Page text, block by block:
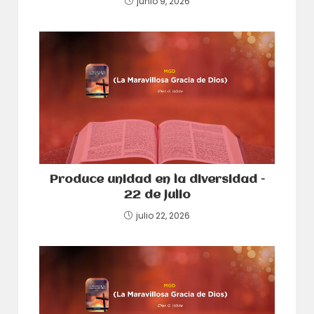
Produce unidad en la diversidad –
22 de julio
julio 22, 2026